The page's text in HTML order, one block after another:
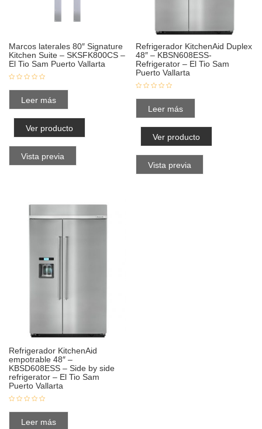
Marcos laterales 80″ Signature
Kitchen Suite – SKSFK800CS –
El Tio Sam Puerto Vallarta
Leer más
Ver producto
Vista previa
Refrigerador KitchenAid Duplex
48″ – KBSN608ESS-
Refrigerator – El Tio Sam
Puerto Vallarta
Leer más
Ver producto
Vista previa
Refrigerador KitchenAid
empotrable 48″ –
KBSD608ESS – Side by side
refrigerator – El Tio Sam
Puerto Vallarta
Leer más